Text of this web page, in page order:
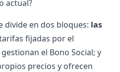
actual?
divide en dos bloques: las
fijadas por el
gestionan el Bono Social; y
precios y ofrecen